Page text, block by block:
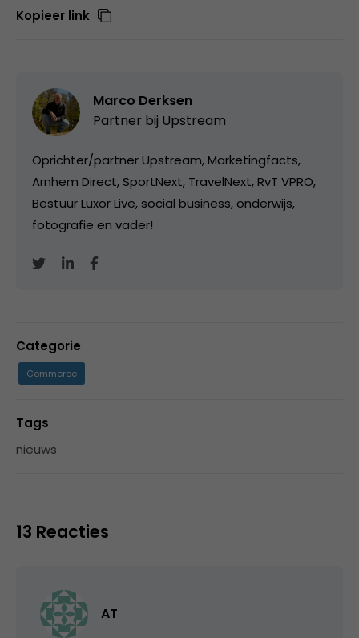
Kopieer link
Marco Derksen
Partner bij Upstream
Oprichter/partner Upstream, Marketingfacts,
Arnhem Direct, SportNext, TravelNext, RvT VPRO,
Bestuur Luxor Live, social business, onderwijs,
fotografie en vader!
Categorie
Commerce
Tags
nieuws
13 Reacties
AT